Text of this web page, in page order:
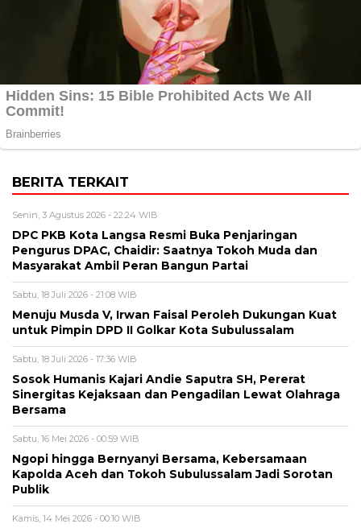
BERITA TERKAIT
Senin, 3 Agustus 2026 - 22:24 WIB
DPC PKB Kota Langsa Resmi Buka Penjaringan
Pengurus DPAC, Chaidir: Saatnya Tokoh Muda dan
Masyarakat Ambil Peran Bangun Partai
Sabtu, 18 Juli 2026 - 21:08 WIB
Menuju Musda V, Irwan Faisal Peroleh Dukungan Kuat
untuk Pimpin DPD II Golkar Kota Subulussalam
Sabtu, 18 Juli 2026 - 17:36 WIB
Sosok Humanis Kajari Andie Saputra SH, Pererat
Sinergitas Kejaksaan dan Pengadilan Lewat Olahraga
Bersama
Sabtu, 16 Mei 2026 - 00:59 WIB
Ngopi hingga Bernyanyi Bersama, Kebersamaan
Kapolda Aceh dan Tokoh Subulussalam Jadi Sorotan
Publik
Kamis, 14 Mei 2026 - 00:10 WIB